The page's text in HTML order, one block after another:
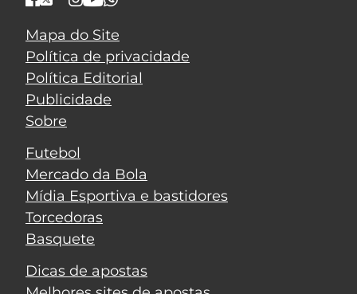
Mapa do Site
Política de privacidade
Política Editorial
Publicidade
Sobre
Futebol
Mercado da Bola
Mídia Esportiva e bastidores
Torcedoras
Basquete
Dicas de apostas